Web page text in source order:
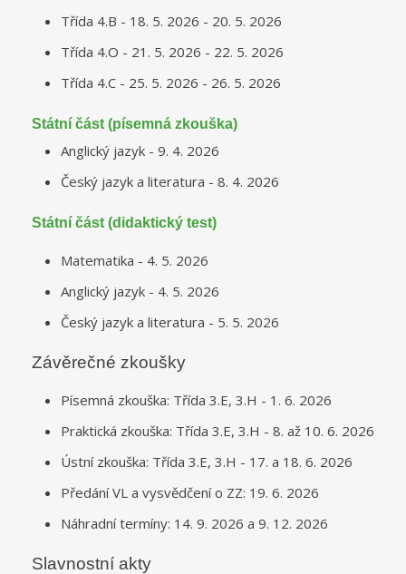
Třída 4.B - 18. 5. 2026 - 20. 5. 2026
Třída 4.O - 21. 5. 2026 - 22. 5. 2026
Třída 4.C - 25. 5. 2026 - 26. 5. 2026
Státní část (písemná zkouška)
Anglický jazyk - 9. 4. 2026
Český jazyk a literatura - 8. 4. 2026
Státní část (didaktický test)
Matematika - 4. 5. 2026
Anglický jazyk - 4. 5. 2026
Český jazyk a literatura - 5. 5. 2026
Závěrečné zkoušky
Písemná zkouška: Třída 3.E, 3.H - 1. 6. 2026
Praktická zkouška: Třída 3.E, 3.H - 8. až 10. 6. 2026
Ústní zkouška: Třída 3.E, 3.H - 17. a 18. 6. 2026
Předání VL a vysvědčení o ZZ: 19. 6. 2026
Náhradní termíny: 14. 9. 2026 a 9. 12. 2026
Slavnostní akty